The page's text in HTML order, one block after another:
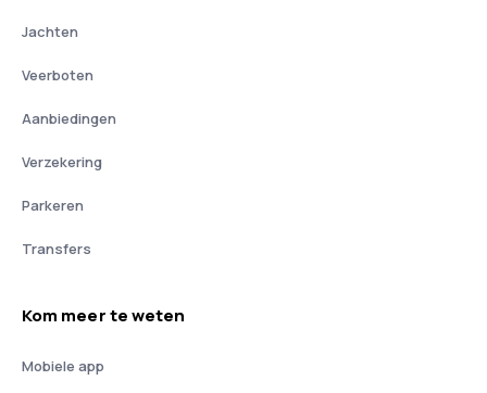
Jachten
Veerboten
Aanbiedingen
Verzekering
Parkeren
Transfers
Kom meer te weten
Mobiele app